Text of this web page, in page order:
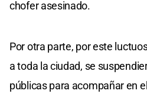
chofer asesinado.
Por otra parte, por este
a toda la ciudad, se
públicas para acompañar en